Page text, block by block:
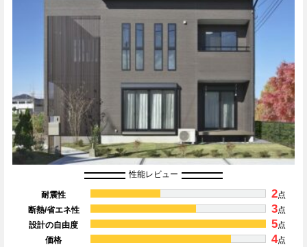
性能レビュー
耐震性 2点
断熱/省エネ性
3点
設計の自由度
5点
価格
4点